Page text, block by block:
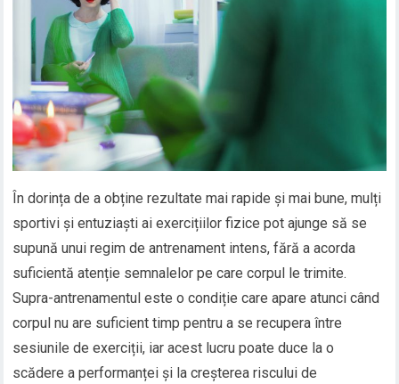
În dorința de a obține rezultate mai rapide și mai bune, mulți
sportivi și entuziaști ai exercițiilor fizice pot ajunge să se
supună unui regim de antrenament intens, fără a acorda
suficientă atenție semnalelor pe care corpul le trimite.
Supra-antrenamentul este o condiție care apare atunci când
corpul nu are suficient timp pentru a se recupera între
sesiunile de exerciții, iar acest lucru poate duce la o
scădere a performanței și la creșterea riscului de